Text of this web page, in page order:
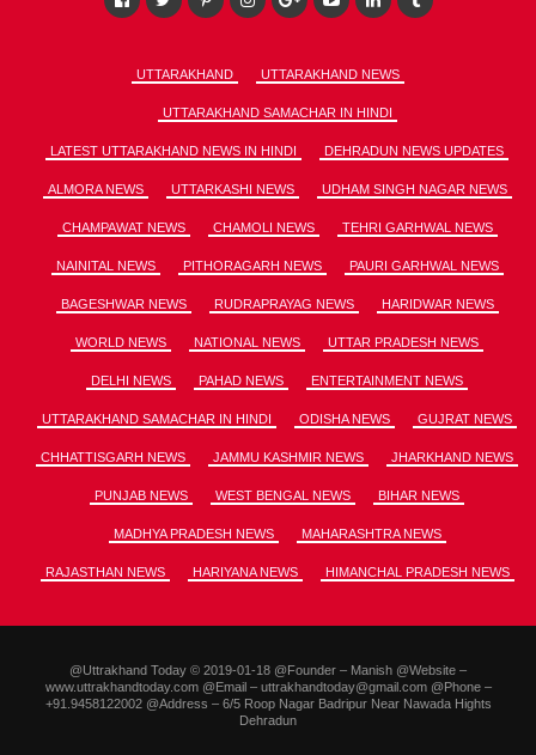
UTTARAKHAND UTTARAKHAND NEWS
UTTARAKHAND SAMACHAR IN HINDI
LATEST UTTARAKHAND NEWS IN HINDI DEHRADUN NEWS UPDATES
ALMORA NEWS UTTARKASHI NEWS UDHAM SINGH NAGAR NEWS
CHAMPAWAT NEWS CHAMOLI NEWS TEHRI GARHWAL NEWS
NAINITAL NEWS PITHORAGARH NEWS PAURI GARHWAL NEWS
BAGESHWAR NEWS RUDRAPRAYAG NEWS HARIDWAR NEWS
WORLD NEWS NATIONAL NEWS UTTAR PRADESH NEWS
DELHI NEWS PAHAD NEWS ENTERTAINMENT NEWS
UTTARAKHAND SAMACHAR IN HINDI ODISHA NEWS GUJRAT NEWS
CHHATTISGARH NEWS JAMMU KASHMIR NEWS JHARKHAND NEWS
PUNJAB NEWS WEST BENGAL NEWS BIHAR NEWS
MADHYA PRADESH NEWS MAHARASHTRA NEWS
RAJASTHAN NEWS HARIYANA NEWS HIMANCHAL PRADESH NEWS
@Uttrakhand Today © 2019-01-18 @Founder – Manish @Website –
www.uttrakhandtoday.com @Email – uttrakhandtoday@gmail.com @Phone –
+91.9458122002 @Address – 6/5 Roop Nagar Badripur Near Nawada Hights
Dehradun